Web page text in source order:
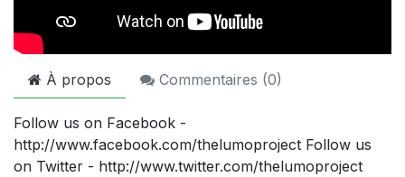
À propos Commentaires (0)
Follow us on Facebook -
http://www.facebook.com/thelumoproject Follow us
on Twitter - http://www.twitter.com/thelumoproject